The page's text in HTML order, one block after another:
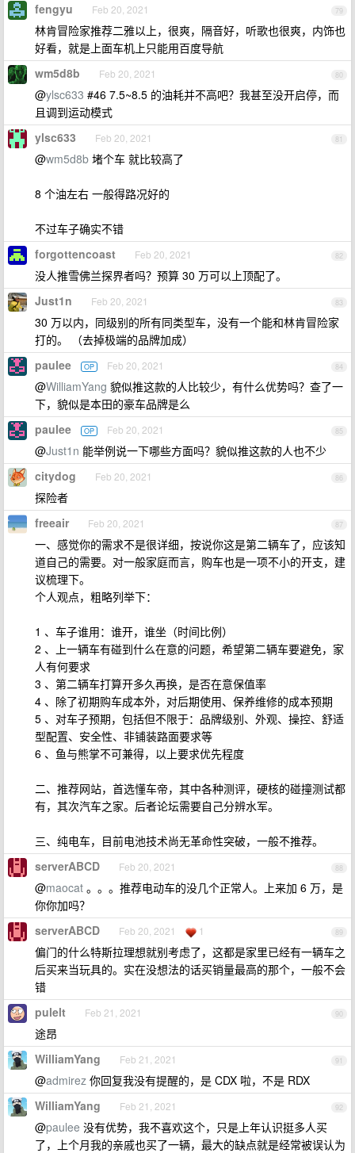
79
fengyu Feb 20, 2021
林肯冒险家推荐二雅以上，很爽，隔音好，听歌也很爽，内饰也
好看，就是上面车机上只能用百度导航
80
wm5d8b Feb 20, 2021
@ylsc633 #46 7.5~8.5 的油耗并不高吧？我甚至没开启停，而
且调到运动模式
81
ylsc633 Feb 20, 2021
@wm5d8b 堵个车 就比较高了
8 个油左右 一般得路况好的
不过车子确实不错
82
forgottencoast Feb 20, 2021
没人推雪佛兰探界者吗？预算 30 万可以上顶配了。
83
Just1n Feb 20, 2021
30 万以内，同级别的所有同类型车，没有一个能和林肯冒险家
打的。 （去掉极端的品牌加成）
84
paulee OP Feb 20, 2021
@WilliamYang 貌似推这款的人比较少，有什么优势吗？查了一
下，貌似是本田的豪车品牌是么
85
paulee OP Feb 20, 2021
@Just1n 能举例说一下哪些方面吗？貌似推这款的人也不少
86
citydog Feb 20, 2021
探险者
87
freeair Feb 20, 2021
一、感觉你的需求不是很详细，按说你这是第二辆车了，应该知
道自己的需要。对一般家庭而言，购车也是一项不小的开支，建
议梳理下。
个人观点，粗略列举下：
1 、车子谁用：谁开，谁坐（时间比例）
2 、上一辆车有碰到什么在意的问题，希望第二辆车要避免，家
人有何要求
3 、第二辆车打算开多久再换，是否在意保值率
4 、除了初期购车成本外，对后期使用、保养维修的成本预期
5 、对车子预期，包括但不限于：品牌级别、外观、操控、舒适
型配置、安全性、非铺装路面要求等
6 、鱼与熊掌不可兼得，以上要求优先程度
二、推荐网站，首选懂车帝，其中各种测评，硬核的碰撞测试都
有，其次汽车之家。后者论坛需要自己分辨水军。
三、纯电车，目前电池技术尚无革命性突破，一般不推荐。
88
serverABCD Feb 20, 2021
@maocat 。。。推荐电动车的没几个正常人。上来加 6 万，是
你你加吗？
89
serverABCD Feb 20, 2021 1
偏门的什么特斯拉理想就别考虑了，这都是家里已经有一辆车之
后买来当玩具的。实在没想法的话买销量最高的那个，一般不会
错
90
pulelt Feb 21, 2021
途昂
91
WilliamYang Feb 21, 2021
@admirez 你回复我没有提醒的，是 CDX 啦，不是 RDX
92
WilliamYang Feb 21, 2021
@paulee 没有优势，我不喜欢这个，只是上年认识挺多人买
了，上个月我的亲戚也买了一辆，最大的缺点就是经常被误认为